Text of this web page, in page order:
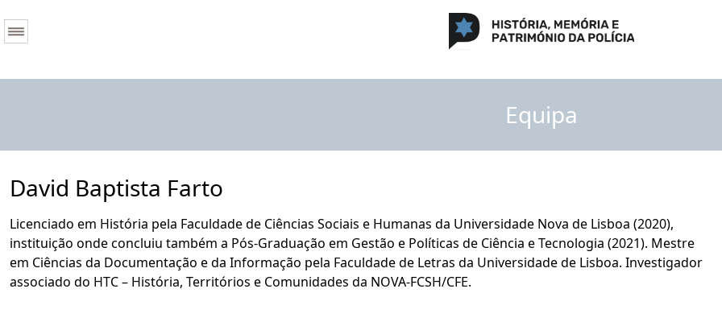
Equipa
David Baptista Farto
Licenciado em História pela Faculdade de Ciências Sociais e Humanas da Universidade Nova de Lisboa (2020),
instituição onde concluiu também a Pós-Graduação em Gestão e Políticas de Ciência e Tecnologia (2021). Mestre
em Ciências da Documentação e da Informação pela Faculdade de Letras da Universidade de Lisboa. Investigador
associado do HTC – História, Territórios e Comunidades da NOVA-FCSH/CFE.